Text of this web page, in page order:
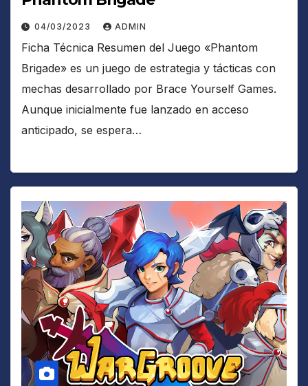
04/03/2023 ADMIN
Ficha Técnica Resumen del Juego «Phantom
Brigade» es un juego de estrategia y tácticas con
mechas desarrollado por Brace Yourself Games.
Aunque inicialmente fue lanzado en acceso
anticipado, se espera…